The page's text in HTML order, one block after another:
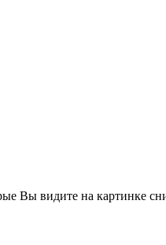
Вы видите на картинке